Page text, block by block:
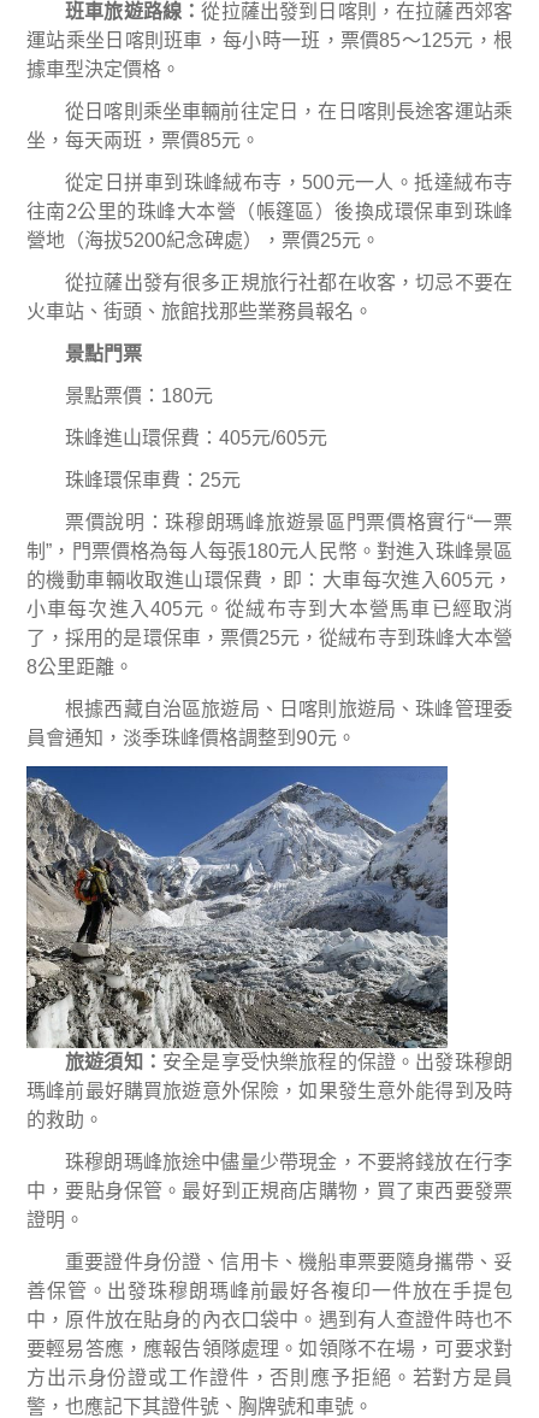
班車旅遊路線 ：從拉薩出發到日喀則，在拉薩西郊客
運站乘坐日喀則班車，每小時一班，票價85～125元，根
據車型決定價格。
從日喀則乘坐車輛前往定日，在日喀則長途客運站乘
坐，每天兩班，票價85元。
從定日拼車到珠峰絨布寺， 500元一人。抵達絨布寺
往南2公里的珠峰大本營（帳篷區）後換成環保車到珠峰
營地（海拔5200紀念碑處），票價25元。
從拉薩出發有很多正規旅行社都在收客，切忌不要在
火車站 、 街頭 、 旅館找那些業務員報名。
景點門票
景點票價： 180元
珠峰進山環保費： 405元/605元
珠峰環保車費： 25元
票價說明： 珠穆朗瑪峰旅遊景區門票價格實行“一票
制” ，門票價格為每人每張180元人民幣。對進入珠峰景區
的機動車輛收取進山環保費，即：大車每次進入605元，
小車每次進入 405元。從絨布寺到大本營馬車已經取消
了，採用的是環保車，票價25元，從絨布寺到珠峰大本營
8公里距離。
根據西藏自治區旅遊局、日喀則旅遊局、珠峰管理委
員會通知，淡季珠峰價格調整到 90元。
旅遊須知 ： 安全是享受快樂旅程的保證。出發珠穆朗
瑪峰前最好購買旅遊意外保險，如果發生意外能得到及時
的救助。
珠穆朗瑪峰旅途中儘量少帶現金，不要將錢放在行李
中，要貼身保管。最好到正規商店購物，買了東西要發票
證明。
重要證件身份證、信用卡、機船車票要隨身攜帶、妥
善保管。出發珠穆朗瑪峰前最好各複印一件放在手提包
中，原件放在貼身的內衣口袋中。遇到有人查證件時也不
要輕易答應，應報告領隊處理。如領隊不在場，可要求對
方出示身份證或工作證件，否則應予拒絕。若對方是員
警，也應記下其證件號、胸牌號和車號。